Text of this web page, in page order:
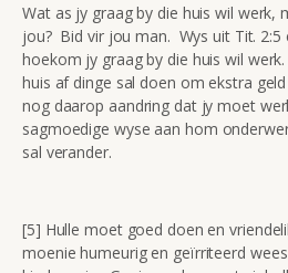
Wat as jy graag by die huis wil werk,
jou? Bid vir jou man. Wys uit Tit. 2:5
hoekom jy graag by die huis wil
huis af dinge sal doen om ekstra
nog daarop aandring dat jy moet
sagmoedige wyse aan hom
sal verander.
[5] Hulle moet goed doen en
moenie humeurig en geïrriteerd